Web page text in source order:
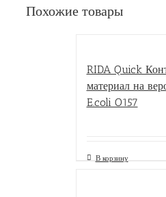
Похожие товары
RIDA Quick
материал на
E.coli O157
В корзину